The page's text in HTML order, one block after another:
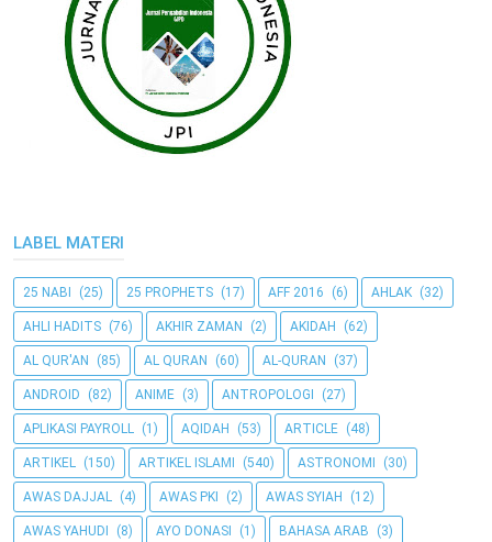
LABEL MATERI
25 NABI (25) 25 PROPHETS (17) AFF 2016 (6) AHLAK (32)
AHLI HADITS (76) AKHIR ZAMAN (2) AKIDAH (62)
AL QUR'AN (85) AL QURAN (60) AL-QURAN (37)
ANDROID (82) ANIME (3) ANTROPOLOGI (27)
APLIKASI PAYROLL (1) AQIDAH (53) ARTICLE (48)
ARTIKEL (150) ARTIKEL ISLAMI (540) ASTRONOMI (30)
AWAS DAJJAL (4) AWAS PKI (2) AWAS SYIAH (12)
AWAS YAHUDI (8) AYO DONASI (1) BAHASA ARAB (3)